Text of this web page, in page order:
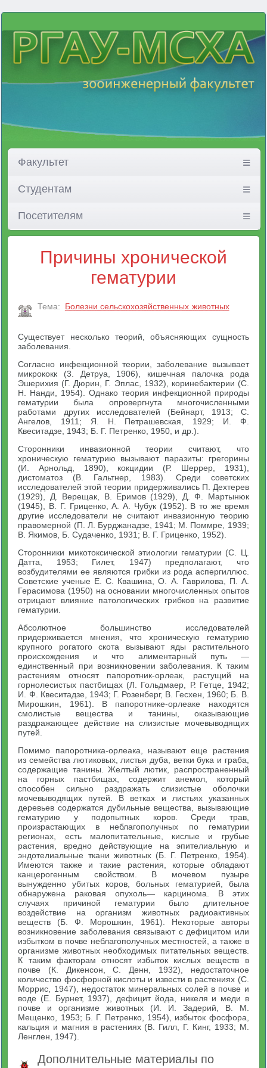
Факультет
Студентам
Посетителям
Причины хронической
гематурии
Тема: Болезни сельскохозяйственных животных
Существует несколько теорий, объясняющих сущность
заболевания.
Согласно инфекционной теории, заболевание вызывает
микрококк (3. Детруа, 1906), кишечная палочка рода
Эшерихия (Г. Дюрин, Г. Эплас, 1932), коринебактерии (С.
Н. Нанди, 1954). Однако теория инфекционной природы
гематурии была опровергнута многочисленными
работами других исследователей (Бейнарт, 1913; С.
Ангелов, 1911; Я. Н. Петрашевская, 1929; И. Ф.
Квеситадзе, 1943; Б. Г. Петренко, 1950, и др.).
Сторонники инвазионной теории считают, что
хроническую гематурию вызывают паразиты: грегорины
(И. Арнольд, 1890), кокцидии (Р. Шеррер, 1931),
дистоматоз (В. Гальтнер, 1983). Среди советских
исследователей этой теории придерживались П. Дехтерев
(1929), Д. Верещак, В. Еримов (1929), Д. Ф. Мартынюк
(1945), В. Г. Гриценко, А. А. Чубук (1952). В то же время
другие исследователи не считают инвазионную теорию
правомерной (П. Л. Бурджанадзе, 1941; М. Поммре, 1939;
В. Якимов, Б. Судаченко, 1931; В. Г. Гриценко, 1952).
Сторонники микотоксической этиологии гематурии (С. Ц.
Датта, 1953; Гилет, 1947) предполагают, что
возбудителями ее являются грибки из рода аспергиллюс.
Советские ученые Е. С. Квашина, О. А. Гаврилова, П. А.
Герасимова (1950) на основании многочисленных опытов
отрицают влияние патологических грибков на развитие
гематурии.
Абсолютное большинство исследователей
придерживается мнения, что хроническую гематурию
крупного рогатого скота вызывают яды растительного
происхождения и что алиментарный путь —
единственный при возникновении заболевания. К таким
растениям относят папоротник-орлеак, растущий на
горнолесистых пастбищах (Л. Гольдмаер, Р. Гетце, 1942;
И. Ф. Квеситадзе, 1943; Г. Розенберг, В. Гесхен, 1960; Б. В.
Мирошкин, 1961). В папоротнике-орлеаке находятся
смолистые вещества и танины, оказывающие
раздражающее действие на слизистые мочевыводящих
путей.
Помимо папоротника-орлеака, называют еще растения
из семейства лютиковых, листья дуба, ветки бука и граба,
содержащие танины. Желтый лютик, распространенный
на горных пастбищах, содержит анемол, который
способен сильно раздражать слизистые оболочки
мочевыводящих путей. В ветках и листьях указанных
деревьев содержатся дубильные вещества, вызывающие
гематурию у подопытных коров. Среди трав,
произрастающих в неблагополучных по гематурии
регионах, есть малопитательные, кислые и грубые
растения, вредно действующие на эпителиальную и
эндотелиальные ткани животных (Б. Г. Петренко, 1954).
Имеются также и такие растения, которые обладают
канцерогенным свойством. В мочевом пузыре
вынужденно убитых коров, больных гематурией, была
обнаружена раковая опухоль— карцинома. В этих
случаях причиной гематурии было длительное
воздействие на организм животных радиоактивных
веществ (Б. Ф. Морошкин, 1961). Некоторые авторы
возникновение заболевания связывают с дефицитом или
избытком в почве неблагополучных местностей, а также в
организме животных необходимых питательных веществ.
К таким факторам относят избыток кислых веществ в
почве (К. Дикенсон, С. Денн, 1932), недостаточное
количество фосфорной кислоты и извести в растениях (С.
Моррис, 1947), недостаток минеральных солей в почве и
воде (Е. Бурнет, 1937), дефицит йода, никеля и меди в
почве и организме животных (И. И. Задерий, В. М.
Мещенко, 1953; Б. Г. Петренко, 1954), избыток фосфора,
кальция и магния в растениях (В. Гилл, Г. Кинг, 1933; М.
Ленглен, 1947).
Дополнительные материалы по